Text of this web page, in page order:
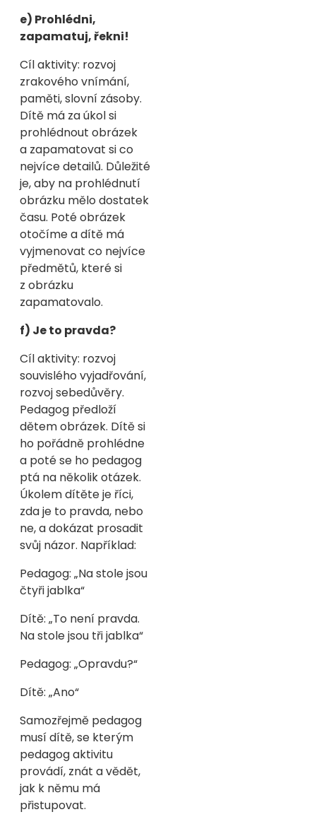
e) Prohlédni,
zapamatuj, řekni!
Cíl aktivity: rozvoj
zrakového vnímání,
paměti, slovní zásoby.
Dítě má za úkol si
prohlédnout obrázek
a zapamatovat si co
nejvíce detailů. Důležité
je, aby na prohlédnutí
obrázku mělo dostatek
času. Poté obrázek
otočíme a dítě má
vyjmenovat co nejvíce
předmětů, které si
z obrázku
zapamatovalo.
f) Je to pravda?
Cíl aktivity: rozvoj
souvislého vyjadřování,
rozvoj sebedůvěry.
Pedagog předloží
dětem obrázek. Dítě si
ho pořádně prohlédne
a poté se ho pedagog
ptá na několik otázek.
Úkolem dítěte je říci,
zda je to pravda, nebo
ne, a dokázat prosadit
svůj názor. Například:
Pedagog: „Na stole jsou
čtyři jablka“
Dítě: „To není pravda.
Na stole jsou tři jablka“
Pedagog: „Opravdu?“
Dítě: „Ano“
Samozřejmě pedagog
musí dítě, se kterým
pedagog aktivitu
provádí, znát a vědět,
jak k němu má
přistupovat.